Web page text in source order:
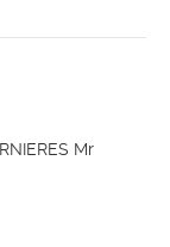
Mr